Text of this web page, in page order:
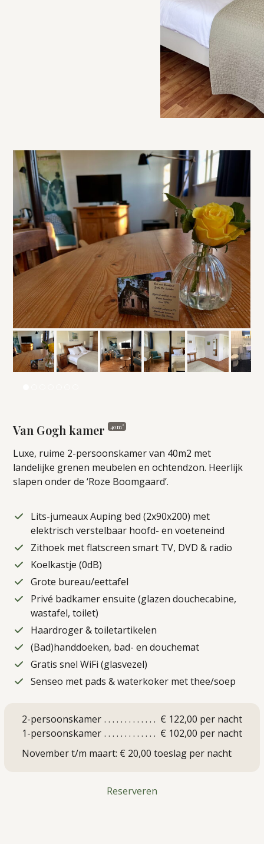
Van Gogh kamer 40m²
Luxe, ruime 2-persoonskamer van 40m2 met
landelijke grenen meubelen en ochtendzon. Heerlijk
slapen onder de ‘Roze Boomgaard’.
Lits-jumeaux Auping bed (2x90x200) met
elektrisch verstelbaar hoofd- en voeteneind
Zithoek met flatscreen smart TV, DVD & radio
Koelkastje (0dB)
Grote bureau/eettafel
Privé badkamer ensuite (glazen douchecabine,
wastafel, toilet)
Haardroger & toiletartikelen
(Bad)handdoeken, bad- en douchemat
Gratis snel WiFi (glasvezel)
Senseo met pads & waterkoker met thee/soep
2-persoonskamer
€ 122,00 per nacht
1-persoonskamer
€ 102,00 per nacht
November t/m maart: € 20,00 toeslag per nacht
Reserveren